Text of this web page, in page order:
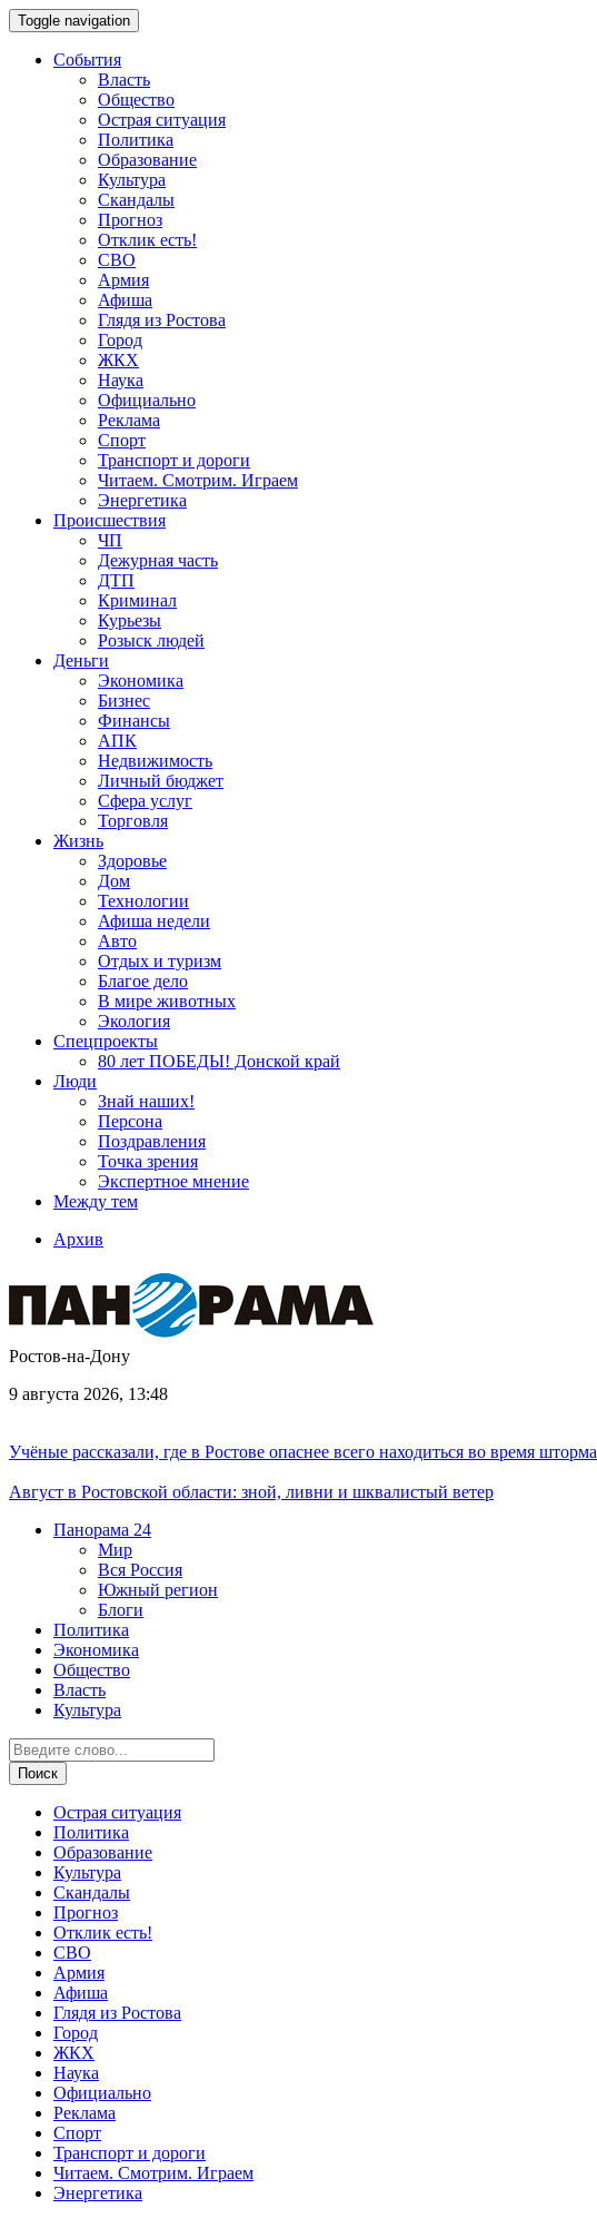
Toggle navigation
События
Власть
Общество
Острая ситуация
Политика
Образование
Культура
Скандалы
Прогноз
Отклик есть!
СВО
Армия
Афиша
Глядя из Ростова
Город
ЖКХ
Наука
Официально
Реклама
Спорт
Транспорт и дороги
Читаем. Смотрим. Играем
Энергетика
Происшествия
ЧП
Дежурная часть
ДТП
Криминал
Курьезы
Розыск людей
Деньги
Экономика
Бизнес
Финансы
АПК
Недвижимость
Личный бюджет
Сфера услуг
Торговля
Жизнь
Здоровье
Дом
Технологии
Афиша недели
Авто
Отдых и туризм
Благое дело
В мире животных
Экология
Спецпроекты
80 лет ПОБЕДЫ! Донской край
Люди
Знай наших!
Персона
Поздравления
Точка зрения
Экспертное мнение
Между тем
Архив
Ростов-на-Дону
9 августа 2026, 13:48
Учёные рассказали, где в Ростове опаснее всего находиться во время шторма
Август в Ростовской области: зной, ливни и шквалистый ветер
Панорама 24
Мир
Вся Россия
Южный регион
Блоги
Политика
Экономика
Общество
Власть
Культура
Острая ситуация
Политика
Образование
Культура
Скандалы
Прогноз
Отклик есть!
СВО
Армия
Афиша
Глядя из Ростова
Город
ЖКХ
Наука
Официально
Реклама
Спорт
Транспорт и дороги
Читаем. Смотрим. Играем
Энергетика